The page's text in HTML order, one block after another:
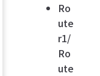
Ro
ute
r1/
Ro
ute